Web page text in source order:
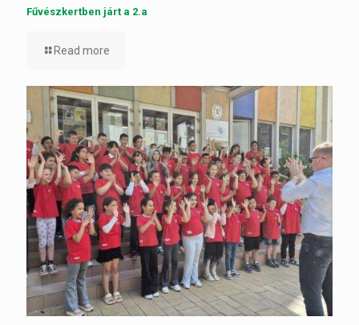
Fűvészkertben járt a 2.a
Read more